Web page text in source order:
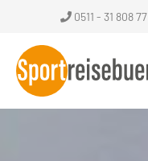
0511 - 31 808 77